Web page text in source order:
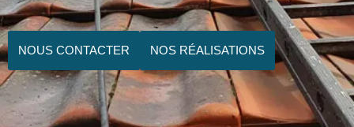
NOUS CONTACTER NOS RÉALISATIONS